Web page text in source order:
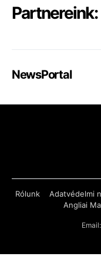
Partnereink:
NewsPortal
Rólunk Adatvédelmi
Angliai